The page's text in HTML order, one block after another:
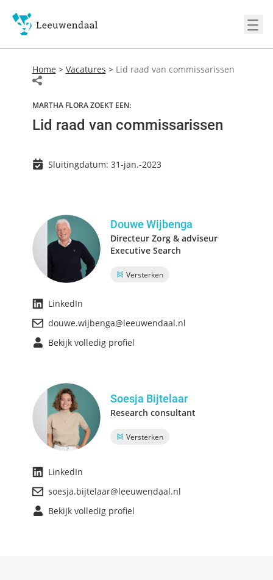
Home > Vacatures > Lid raad van commissarissen
MARTHA FLORA ZOEKT EEN:
Lid raad van commissarissen
Sluitingdatum: 31-jan.-2023
Douwe Wijbenga
Directeur Zorg & adviseur
Executive Search
Versterken
LinkedIn
douwe.wijbenga@leeuwendaal.nl
Bekijk volledig profiel
Soesja Bijtelaar
Research consultant
Versterken
LinkedIn
soesja.bijtelaar@leeuwendaal.nl
Bekijk volledig profiel